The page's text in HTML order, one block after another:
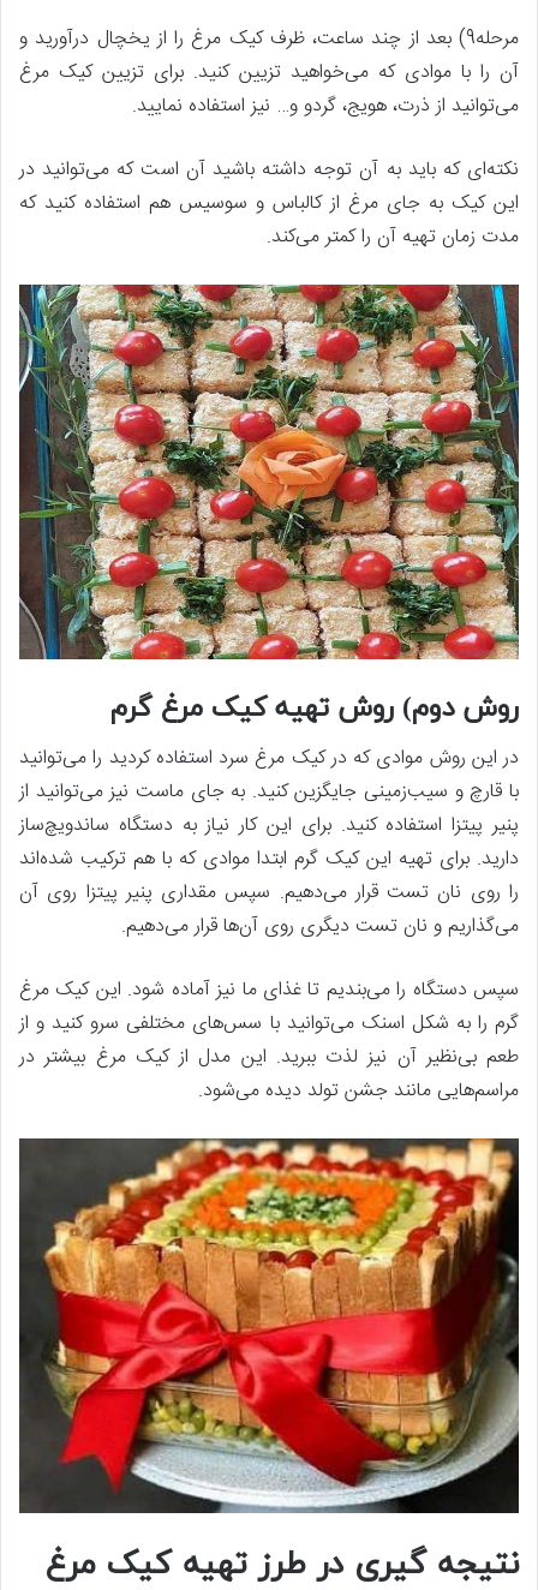
مرحله9) بعد از چند ساعت، ظرف کیک مرغ را از یخچال درآورید و
آن را با موادی که می‌خواهید تزیین کنید. برای تزیین کیک مرغ
می‌توانید از ذرت، هویج، گردو و… نیز استفاده نمایید.
نکته‌ای که باید به آن توجه داشته باشید آن است که می‌توانید در
این کیک به جای مرغ از کالباس و سوسیس هم استفاده کنید که
مدت زمان تهیه آن را کمتر می‌کند.
روش دوم) روش تهیه کیک مرغ گرم
در این روش موادی که در کیک مرغ سرد استفاده کردید را می‌توانید
با قارچ و سیب‌زمینی جایگزین کنید. به جای ماست نیز می‌توانید از
پنیر پیتزا استفاده کنید. برای این کار نیاز به دستگاه ساندویچ‌ساز
دارید. برای تهیه این کیک گرم ابتدا موادی که با هم ترکیب شده‌اند
را روی نان تست قرار می‌دهیم. سپس مقداری پنیر پیتزا روی آن
می‌گذاریم و نان تست دیگری روی آن‌ها قرار می‌دهیم.
سپس دستگاه را می‌بندیم تا غذای ما نیز آماده شود. این کیک مرغ
گرم را به شکل اسنک می‌توانید با سس‌های مختلفی سرو کنید و از
طعم بی‌نظیر آن نیز لذت ببرید. این مدل از کیک مرغ بیشتر در
مراسم‌هایی مانند جشن تولد دیده می‌شود.
نتیجه گیری در طرز تهیه کیک مرغ